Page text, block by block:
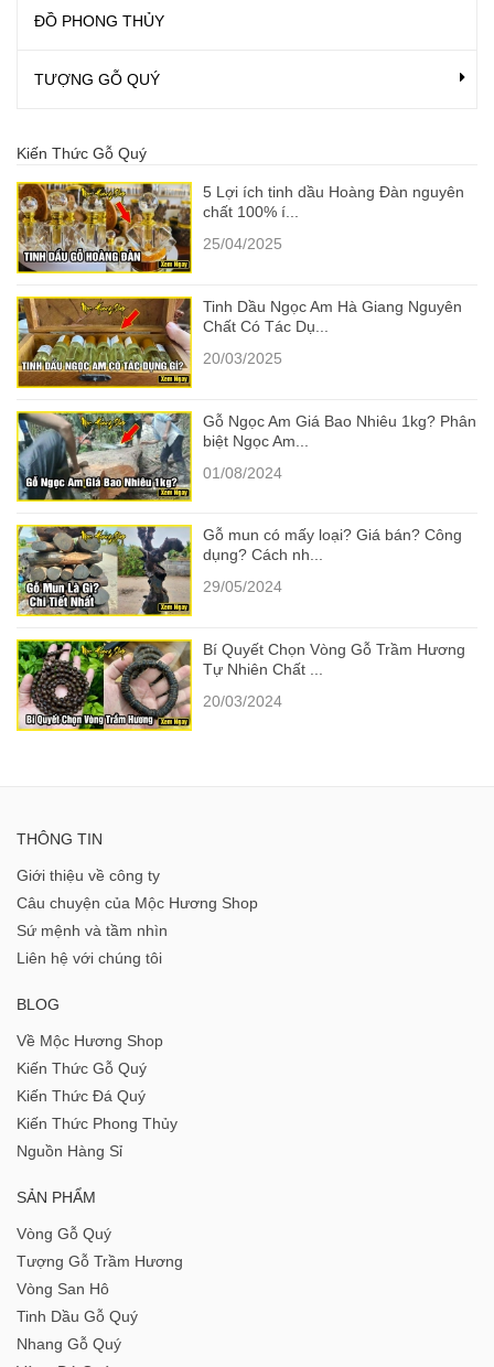
ĐỒ PHONG THỦY
TƯỢNG GỖ QUÝ
Kiến Thức Gỗ Quý
5 Lợi ích tinh dầu Hoàng Đàn nguyên
chất 100% í...
25/04/2025
Tinh Dầu Ngọc Am Hà Giang Nguyên
Chất Có Tác Dụ...
20/03/2025
Gỗ Ngọc Am Giá Bao Nhiêu 1kg? Phân
biệt Ngọc Am...
01/08/2024
Gỗ mun có mấy loại? Giá bán? Công
dụng? Cách nh...
29/05/2024
Bí Quyết Chọn Vòng Gỗ Trầm Hương
Tự Nhiên Chất ...
20/03/2024
THÔNG TIN
Giới thiệu về công ty
Câu chuyện của Mộc Hương Shop
Sứ mệnh và tầm nhìn
Liên hệ với chúng tôi
BLOG
Về Mộc Hương Shop
Kiến Thức Gỗ Quý
Kiến Thức Đá Quý
Kiến Thức Phong Thủy
Nguồn Hàng Sỉ
SẢN PHẨM
Vòng Gỗ Quý
Tượng Gỗ Trầm Hương
Vòng San Hô
Tinh Dầu Gỗ Quý
Nhang Gỗ Quý